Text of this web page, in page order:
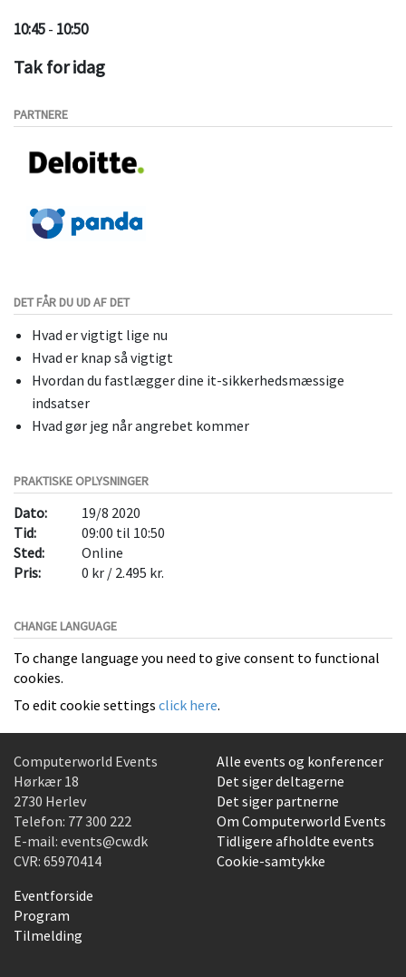
10:45- 10:50
Tak for idag
PARTNERE
DET FÅR DU UD AF DET
Hvad er vigtigt lige nu
Hvad er knap så vigtigt
Hvordan du fastlægger dine it-sikkerhedsmæssige
indsatser
Hvad gør jeg når angrebet kommer
PRAKTISKE OPLYSNINGER
Dato:
19/8 2020
Tid:
09:00 til 10:50
Sted:
Online
Pris:
0 kr / 2.495 kr.
CHANGE LANGUAGE
To change language you need to give consent to functional
cookies.
To edit cookie settings click here.
Computerworld Events
Hørkær 18
2730 Herlev
Telefon: 77 300 222
E-mail: events@cw.dk
CVR: 65970414
Alle events og konferencer
Det siger deltagerne
Det siger partnerne
Om Computerworld Events
Tidligere afholdte events
Cookie-samtykke
Eventforside
Program
Tilmelding